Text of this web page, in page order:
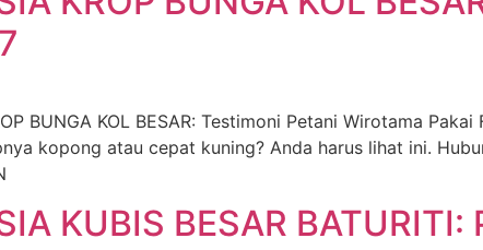
BUNGA KOL BESAR: Testimoni Petani Wirotama
kopong atau cepat kuning? Anda harus lihat ini.
KUBIS BESAR